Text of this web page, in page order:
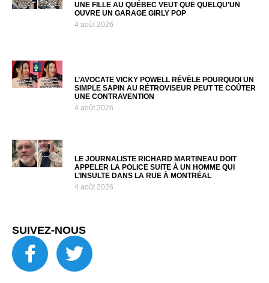
UNE FILLE AU QUÉBEC VEUT QUE QUELQU’UN
OUVRE UN GARAGE GIRLY POP
4 août 2026
L’AVOCATE VICKY POWELL RÉVÈLE POURQUOI UN
SIMPLE SAPIN AU RÉTROVISEUR PEUT TE COÛTER
UNE CONTRAVENTION
4 août 2026
LE JOURNALISTE RICHARD MARTINEAU DOIT
APPELER LA POLICE SUITE À UN HOMME QUI
L’INSULTE DANS LA RUE À MONTRÉAL
4 août 2026
SUIVEZ-NOUS